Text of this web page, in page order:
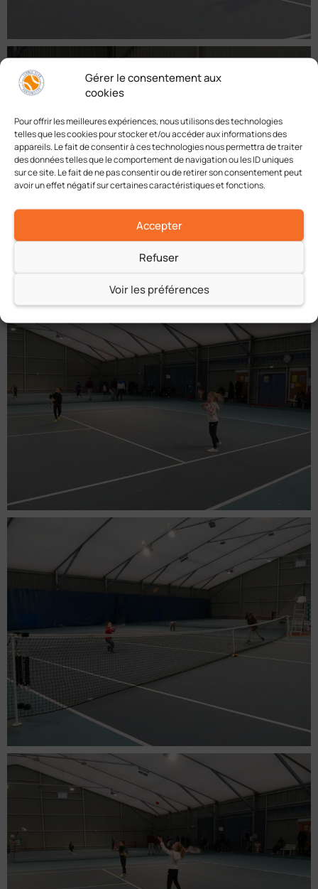
Gérer le consentement aux
cookies
Pour offrir les meilleures expériences, nous utilisons des technologies
telles que les cookies pour stocker et/ou accéder aux informations des
appareils. Le fait de consentir à ces technologies nous permettra de traiter
des données telles que le comportement de navigation ou les ID uniques
sur ce site. Le fait de ne pas consentir ou de retirer son consentement peut
avoir un effet négatif sur certaines caractéristiques et fonctions.
Accepter
Refuser
Voir les préférences